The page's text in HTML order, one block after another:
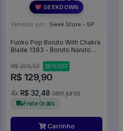
💖 GEEKDOWN
Vendido por: Geek Store - SP
Funko Pop Boruto With Chakra
Blade 1383 - Boruto Naruto
R$ 209,52
38% OFF
R$ 129,90
4x R$ 32,48 sem juros
Frete Grátis
Carrinho